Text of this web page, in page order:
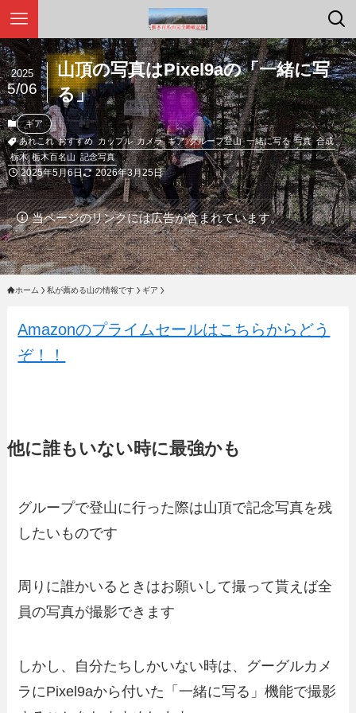
山頂の写真はPixel9aの「一緒に写
る」
2025
5/06
ギア
あれこれ おすすめ カップル カメラ ギア グループ登山 一緒に写る 写真 合成
栃木 栃木百名山 記念写真
2025年5月6日 2026年3月25日
当ページのリンクには広告が含まれています。
ホーム 私が薦める山の情報です ギア
Amazonのプライムセールはこちらからどう
ぞ！！
他に誰もいない時に最強かも
グループで登山に行った際は山頂で記念写真を残
したいものです
周りに誰かいるときはお願いして撮って貰えば全
員の写真が撮影できます
しかし、自分たちしかいない時は、グーグルカメ
ラにPixel9aから付いた「一緒に写る」機能で撮影